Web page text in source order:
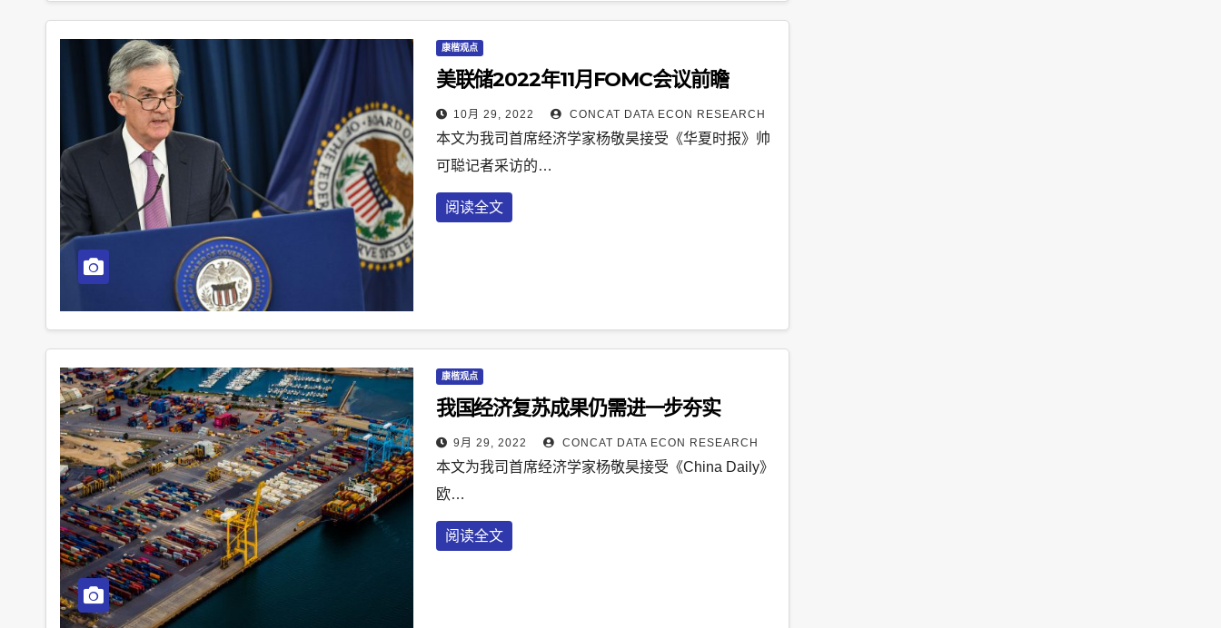
康楷观点
美联储2022年11月FOMC会议前瞻
10月 29, 2022 CONCAT DATA ECON RESEARCH
本文为我司首席经济学家杨敬昊接受《华夏时报》帅
可聪记者采访的…
阅读全文
康楷观点
我国经济复苏成果仍需进一步夯实
9月 29, 2022 CONCAT DATA ECON RESEARCH
本文为我司首席经济学家杨敬昊接受《China Daily》
欧…
阅读全文